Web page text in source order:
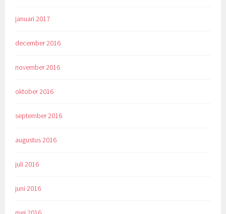
januari 2017
december 2016
november 2016
oktober 2016
september 2016
augustus 2016
juli 2016
juni 2016